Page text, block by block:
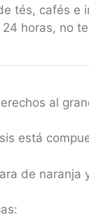
tés, cafés e
24 horas, no
al
está
de naranja